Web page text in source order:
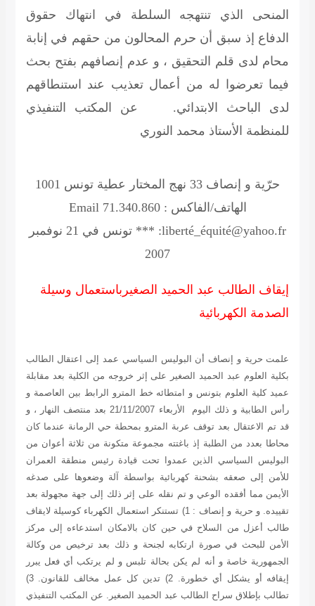
المنحى الذي تنتهجه السلطة في انتهاك حقوق
الدفاع إذ سبق أن حرم المحالون من حقهم في إنابة
محام لدى قلم التحقيق ، و عدم إنصافهم بفتح بحث
فيما تعرضوا له من أعمال تعذيب عند استنطاقهم
لدى الباحث الابتدائي.
عن المكتب التنفيذي
للمنظمة الأستاذ محمد النوري
حرّية و إنصاف
33 نهج المختار عطية تونس 1001
الهاتف/الفاكس : 71.340.860 Email
:liberté_équité@yahoo.fr *** تونس في 21 نوفمبر
2007
إيقاف الطالب عبد الحميد الصغيرباستعمال وسيلة
الصدمة الكهربائية
علمت حرية و إنصاف أن البوليس السياسي عمد إلى اعتقال الطالب
بكلية العلوم عبد الحميد الصغير على إثر خروجه من الكلية بعد مقابلة
عميد كلية العلوم بتونس و امتطائه خط المترو الرابط بين العاصمة و
رأس الطابية و ذلك اليوم الأربعاء 21/11/2007 بعد منتصف النهار ، و
قد تم الاعتقال بعد توقف عربة المترو بمحطة حي الرمانة عندما كان
محاطا بعدد من الطلبة إذ باغتته مجموعة متكونة من ثلاثة أعوان من
البوليس السياسي الذين عمدوا تحت قيادة رئيس منطقة العمران
للأمن إلى صعقه بشحنة كهربائية بواسطة آلة وضعوها على صدغه
الأيمن مما أفقده الوعي و تم نقله على إثر ذلك إلى جهة مجهولة بعد
تقييده. و حرية و إنصاف : 1) تستنكر استعمال الكهرباء كوسيلة لايقاف
طالب أعزل من السلاح في حين كان بالامكان استدعاءه إلى مركز
الأمن للبحث في صورة ارتكابه لجنحة و ذلك بعد ترخيص من وكالة
الجمهورية خاصة و أنه لم يكن بحالة تلبس و لم يرتكب أي فعل يبرر
إيقافه أو يشكل أي خطورة. 2) تدين كل عمل مخالف للقانون. 3)
تطالب بإطلاق سراح الطالب عبد الحميد الصغير. عن المكتب التنفيذي